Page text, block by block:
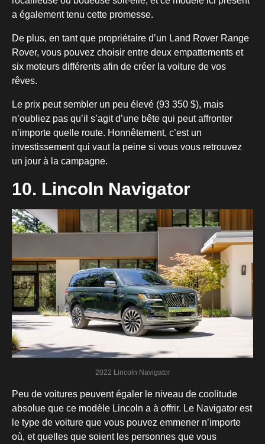
a également tenu cette promesse.
De plus, en tant que propriétaire d’un Land Rover Range
Rover, vous pouvez choisir entre deux empattements et
six moteurs différents afin de créer la voiture de vos
rêves.
Le prix peut sembler un peu élevé (93 350 $), mais
n’oubliez pas qu’il s’agit d’une bête qui peut affronter
n’importe quelle route. Honnêtement, c’est un
investissement qui vaut la peine si vous vous retrouvez
un jour à la campagne.
10. Lincoln Navigator
2022 Lincoln Navigator
Peu de voitures peuvent égaler le niveau de coolitude
absolue que ce modèle Lincoln a à offrir. Le Navigator est
le type de voiture que vous pouvez emmener n’importe
où, et quelles que soient les personnes que vous